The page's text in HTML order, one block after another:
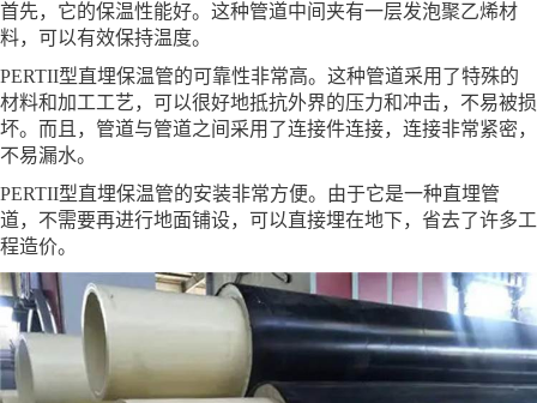
首先，它的保温性能好。这种管道中间夹有一层发泡聚乙烯材
料，可以有效保持温度。
PERTII型直埋保温管的可靠性非常高。这种管道采用了特殊的
材料和加工工艺，可以很好地抵抗外界的压力和冲击，不易被损
坏。而且，管道与管道之间采用了连接件连接，连接非常紧密，
不易漏水。
PERTII型直埋保温管的安装非常方便。由于它是一种直埋管
道，不需要再进行地面铺设，可以直接埋在地下，省去了许多工
程造价。